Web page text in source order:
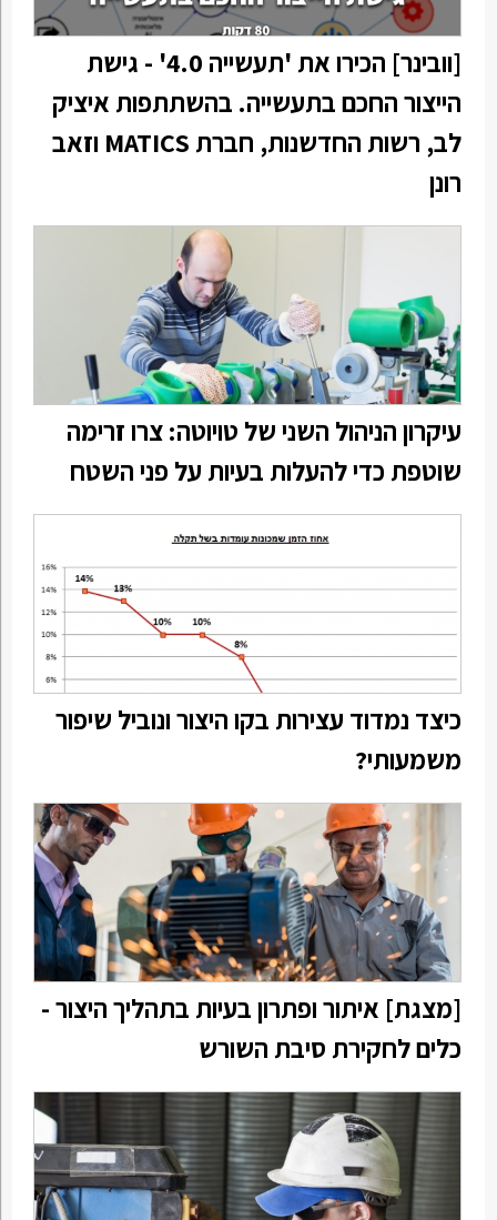
[וובינר] הכירו את 'תעשייה 4.0' - גישת
הייצור החכם בתעשייה. בהשתתפות איציק
לב, רשות החדשנות, חברת MATICS וזאב
רונן
עיקרון הניהול השני של טויוטה: צרו זרימה
שוטפת כדי להעלות בעיות על פני השטח
כיצד נמדוד עצירות בקו היצור ונוביל שיפור
משמעותי?
[מצגת] איתור ופתרון בעיות בתהליך היצור -
כלים לחקירת סיבת השורש